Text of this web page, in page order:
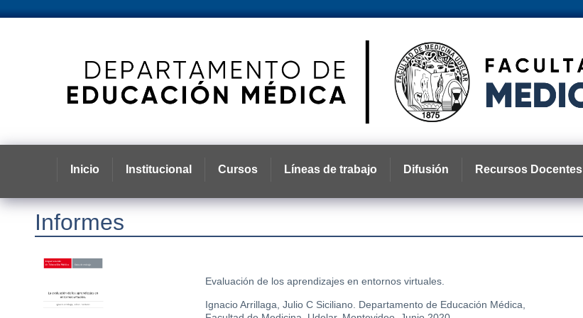
Inicio Institucional Cursos Líneas de trabajo Difusión Recursos Docentes
Informes
Evaluación de los aprendizajes en entornos virtuales.
Ignacio Arrillaga, Julio C Siciliano. Departamento de Educación Médica,